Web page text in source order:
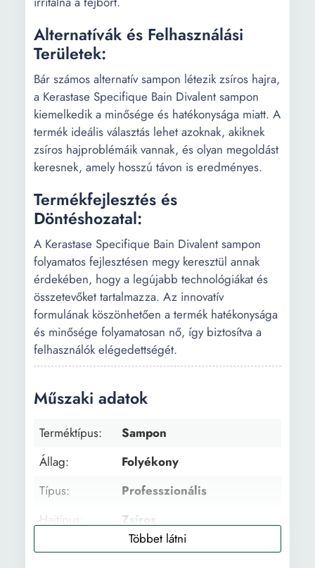
Alternatívák és Felhasználási
Területek:
Bár számos alternatív sampon létezik zsíros hajra,
a Kerastase Specifique Bain Divalent sampon
kiemelkedik a minősége és hatékonysága miatt. A
termék ideális választás lehet azoknak, akiknek
zsíros hajproblémáik vannak, és olyan megoldást
keresnek, amely hosszú távon is eredményes.
Termékfejlesztés és
Döntéshozatal:
A Kerastase Specifique Bain Divalent sampon
folyamatos fejlesztésen megy keresztül annak
érdekében, hogy a legújabb technológiákat és
összetevőket tartalmazza. Az innovatív
formulának köszönhetően a termék hatékonysága
és minősége folyamatosan nő, így biztosítva a
felhasználók elégedettségét.
Műszaki adatok
Terméktípus:
Sampon
Állag:
Folyékony
Típus:
Professzionális
Hajtípus:
Zsíros
Fejbőr típusa:
Zsíros Normál